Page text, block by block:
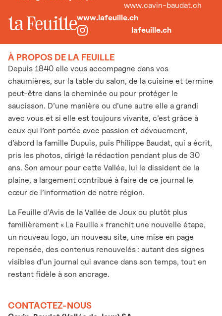
www.cavin-baudat.ch
www.lafeuille.ch
lafeuille.ch
À PROPOS DE LA FEUILLE
Depuis 1840 elle vous accompagne dans vos
chaumières, sur la table du salon, de la cuisine et termine
peut-être dans la cheminée ou pour protéger le
saucisson. D’une manière ou d’une autre elle a grandi
avec vous et si elle est toujours vivante, c’est grâce à
ceux qui l’ont portée avec passion et dévouement,
d’abord la famille Dupuis, puis Philippe Baudat, qui a écrit,
pris les photos, dirigé la rédaction pendant plus de 30
ans. Son amour pour cette Vallée, lui le dissident de la
plaine, a largement contribué à faire de ce journal le
cœur de l’information de notre région.
La Feuille d’Avis de la Vallée de Joux ou plutôt plus
familièrement « La Feuille » franchit une nouvelle étape,
un nouveau logo, un nouveau site, une mise en page
repensée, des contenus renouvelés : autant des signes
visibles d’un journal qui avance dans son temps, tout en
restant fidèle à son ancrage.
CONTACTEZ-NOUS